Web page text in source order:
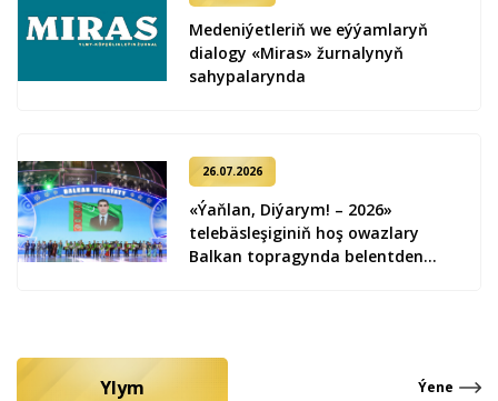
Medeniýetleriň we eýýamlaryň
dialogy «Miras» žurnalynyň
sahypalarynda
26.07.2026
«Ýaňlan, Diýarym! – 2026»
telebäsleşiginiň hoş owazlary
Balkan topragynda belentden
Ylym Ýene